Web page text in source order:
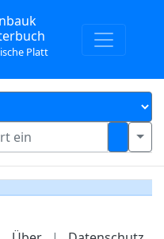
Platt